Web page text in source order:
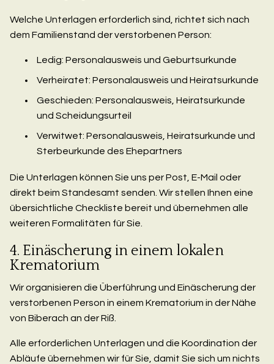
Welche Unterlagen erforderlich sind, richtet sich nach
dem Familienstand der verstorbenen Person:
Ledig: Personalausweis und Geburtsurkunde
Verheiratet: Personalausweis und Heiratsurkunde
Geschieden: Personalausweis, Heiratsurkunde
und Scheidungsurteil
Verwitwet: Personalausweis, Heiratsurkunde und
Sterbeurkunde des Ehepartners
Die Unterlagen können Sie uns per Post, E-Mail oder
direkt beim Standesamt senden. Wir stellen Ihnen eine
übersichtliche Checkliste bereit und übernehmen alle
weiteren Formalitäten für Sie.
4. Einäscherung in einem lokalen
Krematorium
Wir organisieren die Überführung und Einäscherung der
verstorbenen Person in einem Krematorium in der Nähe
von Biberach an der Riß.
Alle erforderlichen Unterlagen und die Koordination der
Abläufe übernehmen wir für Sie, damit Sie sich um nichts